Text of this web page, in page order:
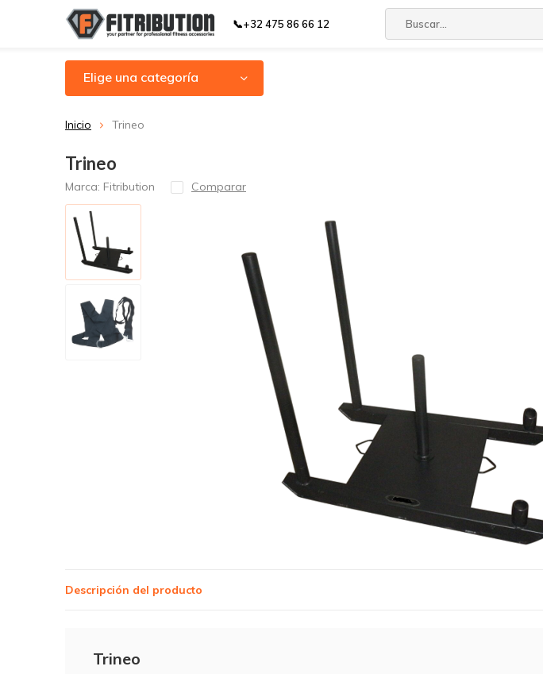
📞+32 475 86 66 12
Elige una categoría
Inicio Trineo
Trineo
Marca: Fitribution Comparar
Descripción del producto
Trineo